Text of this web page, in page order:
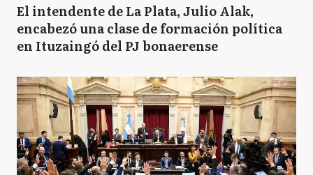
El intendente de La Plata, Julio Alak,
encabezó una clase de formación política
en Ituzaingó del PJ bonaerense